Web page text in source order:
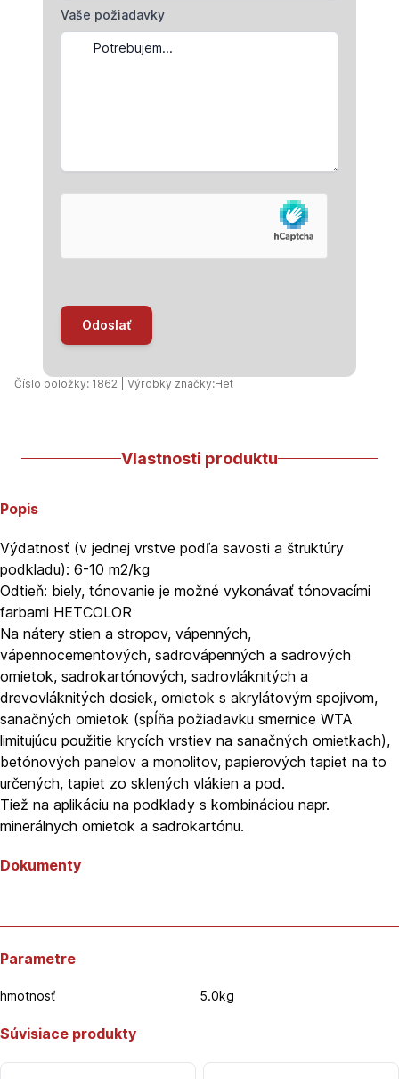
Vaše požiadavky
Odoslať
Číslo položky: 1862 | Výrobky značky:Het
Vlastnosti produktu
Popis
Výdatnosť (v jednej vrstve podľa savosti a štruktúry
podkladu): 6-10 m2/kg
Odtieň: biely, tónovanie je možné vykonávať tónovacími
farbami HETCOLOR
Na nátery stien a stropov, vápenných,
vápennocementových, sadrovápenných a sadrových
omietok, sadrokartónových, sadrovláknitých a
drevovláknitých dosiek, omietok s akrylátovým spojivom,
sanačných omietok (spĺňa požiadavku smernice WTA
limitujúcu použitie krycích vrstiev na sanačných omietkach),
betónových panelov a monolitov, papierových tapiet na to
určených, tapiet zo sklených vlákien a pod.
Tiež na aplikáciu na podklady s kombináciou napr.
minerálnych omietok a sadrokartónu.
Dokumenty
Parametre
hmotnosť 5.0kg
Súvisiace produkty